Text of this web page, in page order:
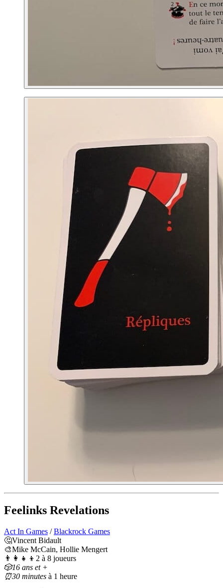
Feelinks Revelations
Act In Games /Blackrock Games
🤔Vincent Bidault
🎨Mike McCain, Hollie Mengert
👨‍👩‍👧‍👦2 à 8 joueurs
🎲16 ans et +
⏰30 minutes à 1 heure